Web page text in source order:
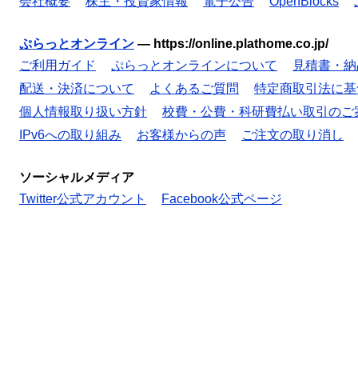
ぷらっとオンライン — https://online.plathome.co.jp/
ご利用ガイド
ぷらっとオンラインについて
見積書・
配送・決済について
よくあるご質問
特定商取引法に
個人情報取り扱い方針
校費・公費・科研費払い取引のご
IPv6への取り組み
お客様からの声 ご注文の取り消し
ソーシャルメディア
Twitter公式アカウント
Facebook公式ページ